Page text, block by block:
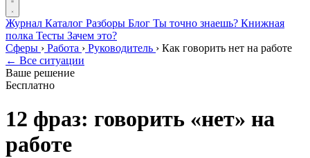
Журнал Каталог Разборы Блог Ты точно знаешь? Книжная
полка Тесты Зачем это?
Сферы › Работа › Руководитель › Как говорить нет на работе
← Все ситуации
Ваше решение
Бесплатно
12 фраз: говорить «нет» на
работе